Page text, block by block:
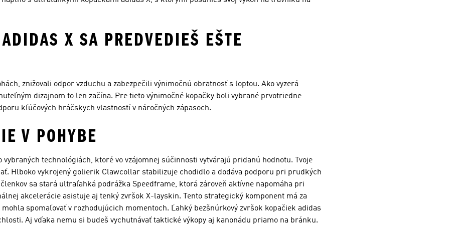
X SA PREDVEDIEŠ EŠTE
znižovali odpor vzduchu a zabezpečili výnimočnú obratnosť s loptou. Ako vyzerá
dizajnom to len začína. Pre tieto výnimočné kopačky boli vybrané prvotriedne
kľúčových hráčskych vlastností v náročných zápasoch.
V POHYBE
vybraných technológiách, ktoré vo vzájomnej súčinnosti vytvárajú pridanú hodnotu. Tvoje
Hlboko vykrojený golierik Clawcollar stabilizuje chodidlo a dodáva podporu pri prudkých
sa stará ultraľahká podrážka Speedframe, ktorá zároveň aktívne napomáha pri
akcelerácie asistuje aj tenký zvršok X-layskin. Tento strategický komponent má za
spomaľovať v rozhodujúcich momentoch. Ľahký bezšnúrkový zvršok kopačiek adidas
Aj vďaka nemu si budeš vychutnávať taktické výkopy aj kanonádu priamo na bránku.